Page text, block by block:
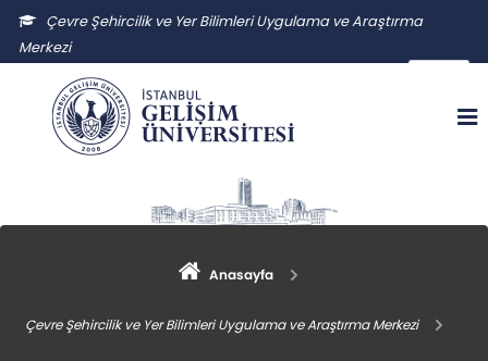
Çevre Şehircilik ve Yer Bilimleri Uygulama ve Araştırma
Merkezi
csybuam@gelisim.edu.tr
Anasayfa
Çevre Şehircilik ve Yer Bilimleri Uygulama ve Araştırma Merkezi